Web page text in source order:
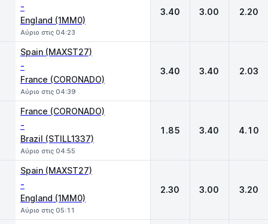
-
England (1MM0)
Αύριο στις 04:23
3.40 3.00 2.20
Spain (MAXST27)
-
France (CORONADO)
Αύριο στις 04:39
3.40 3.40 2.03
France (CORONADO)
-
Brazil (STILL1337)
Αύριο στις 04:55
1.85 3.40 4.10
Spain (MAXST27)
-
England (1MM0)
Αύριο στις 05:11
2.30 3.00 3.20